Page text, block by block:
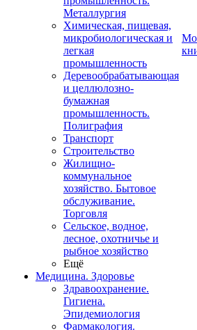
Металлургия
Химическая, пищевая,
микробиологическая и
легкая
промышленность
Деревообрабатывающая
и целлюлозно-
бумажная
промышленность.
Полиграфия
Транспорт
Строительство
Жилищно-
коммунальное
хозяйство. Бытовое
обслуживание.
Торговля
Сельское, водное,
лесное, охотничье и
рыбное хозяйство
Ещё
Медицина. Здоровье
Здравоохранение.
Гигиена.
Эпидемиология
Фармакология.